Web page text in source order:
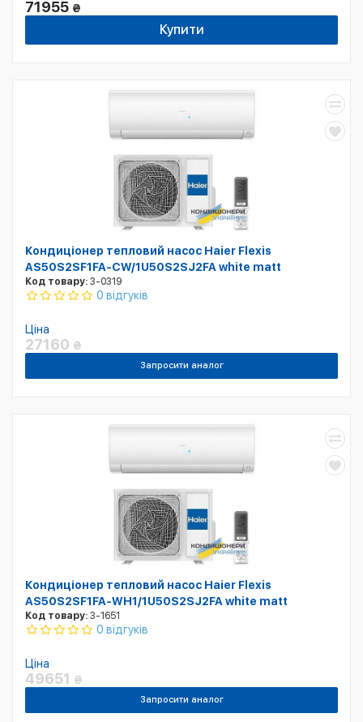
71955 ₴
Купити
Кондиціонер тепловий насос Haier Flexis
AS50S2SF1FA-CW/1U50S2SJ2FA white matt
Код товару: 3-0319
0 відгуків
Ціна
27160 ₴
Запросити аналог
Кондиціонер тепловий насос Haier Flexis
AS50S2SF1FA-WH1/1U50S2SJ2FA white matt
Код товару: 3-1651
0 відгуків
Ціна
49651 ₴
Запросити аналог